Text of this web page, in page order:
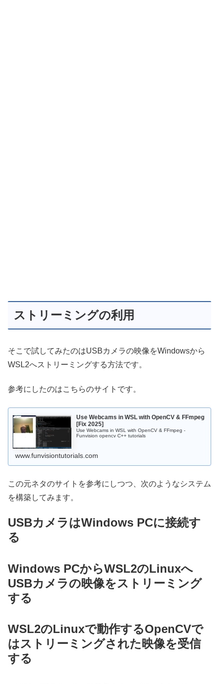
ストリーミングの利用
そこで試してみたのはUSBカメラの映像をWindowsから
WSL2へストリーミングする方法です。
参考にしたのはこちらのサイトです。
Use Webcams in WSL with OpenCV & FFmpeg
[Fix 2025]
Use Webcams in WSL with OpenCV & FFmpeg -
Funvision opencv C++ tutorials
www.funvisiontutorials.com
この元ネタのサイトを参考にしつつ、次のようなシステム
を構築してみます。
USBカメラはWindows PCに接続す
る
Windows PCからWSL2のLinuxへ
USBカメラの映像をストリーミング
する
WSL2のLinuxで動作するOpenCVで
はストリーミングされた映像を受信
する